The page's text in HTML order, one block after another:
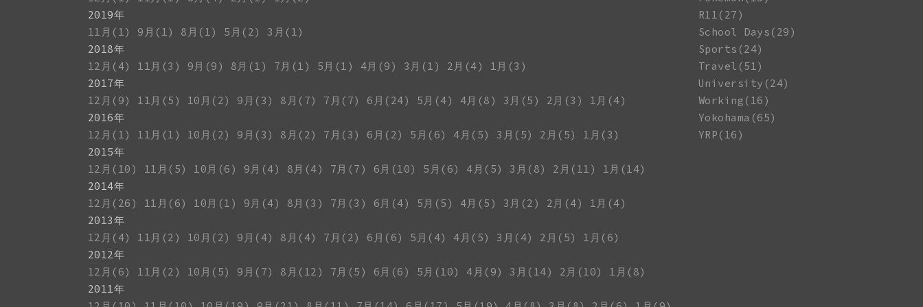
2019年
11月(1)
9月(1) 8月(1) 5月(2)
3月(1)
2018年
12月(4)
11月(3) 9月(9) 8月(1) 7月(1) 5月(1) 4月(9) 3月(1) 2月(4)
1月(3)
2017年
12月(9)
11月(5) 10月(2) 9月(3) 8月(7) 7月(7) 6月(24) 5月(4) 4月(8) 3月(5) 2月(3)
1月(4)
2016年
12月(1)
11月(1) 10月(2) 9月(3) 8月(2) 7月(3) 6月(2) 5月(6) 4月(5) 3月(5) 2月(5)
1月(3)
2015年
12月(10)
11月(5) 10月(6) 9月(4) 8月(4) 7月(7) 6月(10) 5月(6) 4月(5) 3月(8) 2月(11)
1月(14)
2014年
12月(26)
11月(6) 10月(1) 9月(4) 8月(3) 7月(3) 6月(4) 5月(5) 4月(5) 3月(2) 2月(4)
1月(4)
2013年
12月(4)
11月(2) 10月(2) 9月(4) 8月(4) 7月(2) 6月(6) 5月(4) 4月(5) 3月(4) 2月(5)
1月(6)
2012年
12月(6)
11月(2) 10月(5) 9月(7) 8月(12) 7月(5) 6月(6) 5月(10) 4月(9) 3月(14) 2月(10)
1月(8)
2011年
R11(27)
School Days(29)
Sports(24)
Travel(51)
University(24)
Working(16)
Yokohama(65)
YRP(16)